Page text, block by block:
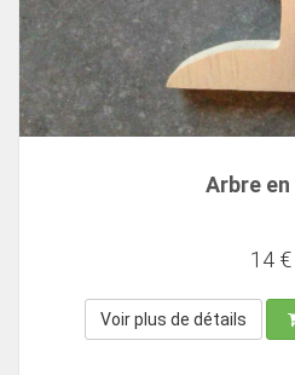
Arbre en
14 €
Voir plus de détails